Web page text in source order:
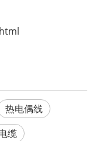
热电偶线
缆